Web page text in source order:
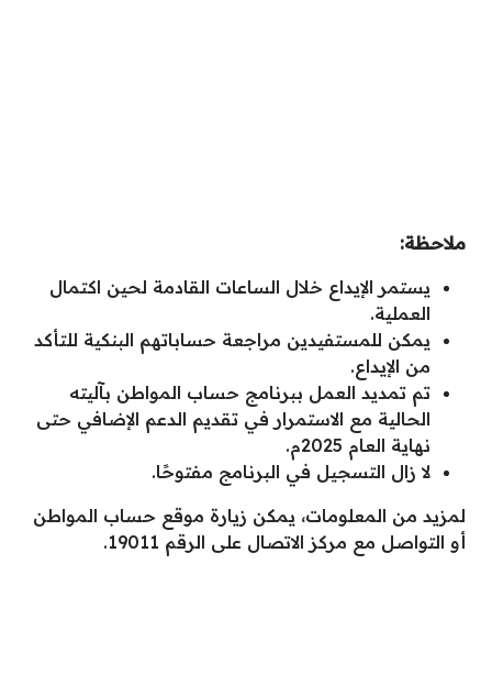
ملاحظة:
يستمر الإيداع خلال الساعات القادمة لحين اكتمال
العملية.
يمكن للمستفيدين مراجعة حساباتهم البنكية للتأكد
من الإيداع.
تم تمديد العمل ببرنامج حساب المواطن بآليته
الحالية مع الاستمرار في تقديم الدعم الإضافي حتى
نهاية العام 2025م.
لا زال التسجيل في البرنامج مفتوحًا.
لمزيد من المعلومات، يمكن زيارة موقع حساب المواطن
أو التواصل مع مركز الاتصال على الرقم 19011.